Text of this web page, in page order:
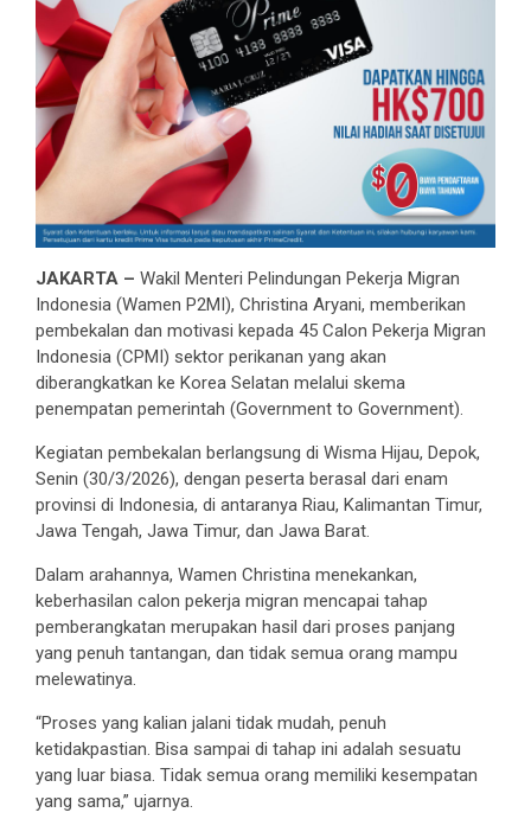
JAKARTA – Wakil Menteri Pelindungan Pekerja Migran
Indonesia (Wamen P2MI), Christina Aryani, memberikan
pembekalan dan motivasi kepada 45 Calon Pekerja Migran
Indonesia (CPMI) sektor perikanan yang akan
diberangkatkan ke Korea Selatan melalui skema
penempatan pemerintah (Government to Government).
Kegiatan pembekalan berlangsung di Wisma Hijau, Depok,
Senin (30/3/2026), dengan peserta berasal dari enam
provinsi di Indonesia, di antaranya Riau, Kalimantan Timur,
Jawa Tengah, Jawa Timur, dan Jawa Barat.
Dalam arahannya, Wamen Christina menekankan,
keberhasilan calon pekerja migran mencapai tahap
pemberangkatan merupakan hasil dari proses panjang
yang penuh tantangan, dan tidak semua orang mampu
melewatinya.
“Proses yang kalian jalani tidak mudah, penuh
ketidakpastian. Bisa sampai di tahap ini adalah sesuatu
yang luar biasa. Tidak semua orang memiliki kesempatan
yang sama,” ujarnya.